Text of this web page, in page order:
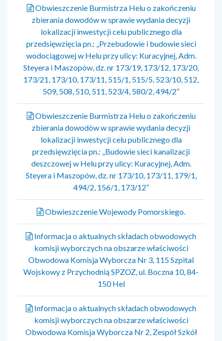
Obwieszczenie Burmistrza Helu o zakończeniu
zbierania dowodów w sprawie wydania decyzji
lokalizacji inwestycji celu publicznego dla
przedsięwzięcia pn.: „Przebudowie i budowie sieci
wodociągowej w Helu przy ulicy: Kuracyjnej, Adm.
Steyera i Maszopów, dz. nr 173/19, 173/12, 173/20,
173/21, 173/10, 173/11, 515/1, 515/5, 523/10, 512,
509, 508, 510, 511, 523/4, 580/2, 494/2”
Obwieszczenie Burmistrza Helu o zakończeniu
zbierania dowodów w sprawie wydania decyzji
lokalizacji inwestycji celu publicznego dla
przedsięwzięcia pn.: „Budowie sieci kanalizacji
deszczowej w Helu przy ulicy: Kuracyjnej, Adm.
Steyera i Maszopów, dz. nr 173/10, 173/11, 179/1,
494/2, 156/1, 173/12”
Obwieszczenie Wojewody Pomorskiego.
Informacja o aktualnych składach obwodowych
komisji wyborczych na obszarze właściwości
Obwodowa Komisja Wyborcza Nr 3, 115 Szpital
Wojskowy z Przychodnią SPZOZ, ul. Boczna 10, 84-
150 Hel
Informacja o aktualnych składach obwodowych
komisji wyborczych na obszarze właściwości
Obwodowa Komisja Wyborcza Nr 2, Zespół Szkół